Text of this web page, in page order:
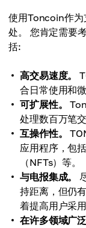
使用Toncoin作为
处。 您肯定需要
括:
高交易速度。
合日常使用和微
可扩展性。
处理数百万笔
互操作性。
应用程序，包
（NFTs）等。
与电报集成。
持距离，但仍
着提高用户采用
在许多领域广泛